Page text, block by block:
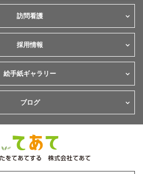
訪問看護
採用情報
絵手紙ギャラリー
ブログ